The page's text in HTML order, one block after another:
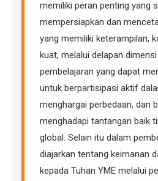
memiliki peran penting yang
mempersiapkan dan
yang memiliki keterampilan,
kuat, melalui delapan
pembelajaran yang dapat
untuk berpartisipasi aktif
menghargai perbedaan, dan
menghadapi tantangan baik
global. Selain itu dalam
diajarkan tentang keimanan
kepada Tuhan YME melalui